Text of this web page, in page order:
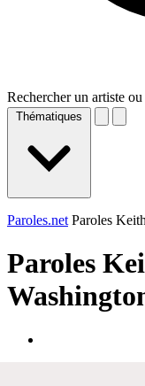
Rechercher un artiste
Thématiques
Paroles.net Paroles
Paroles